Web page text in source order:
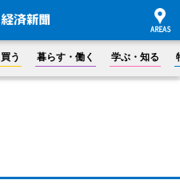
買う 暮らす・働く 学ぶ・知る